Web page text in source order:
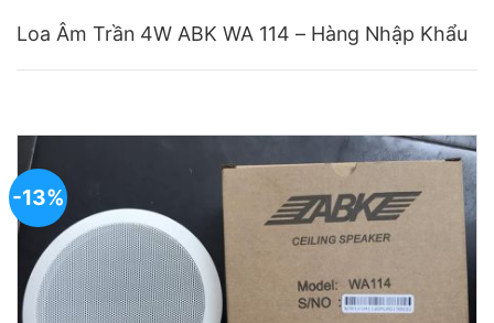
Loa Âm Trần 4W ABK WA 114 – Hàng Nhập Khẩu
-13%